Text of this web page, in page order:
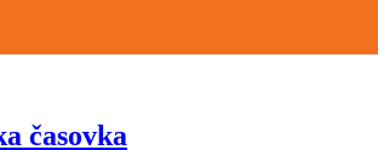
časovka